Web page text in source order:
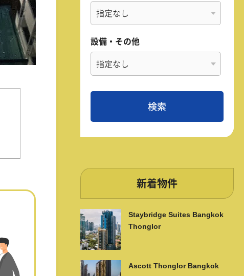
設備・その他
新着物件
Staybridge Suites Bangkok
Thonglor
Ascott Thonglor Bangkok